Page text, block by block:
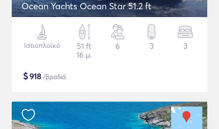
Ocean Yachts Ocean Star 51.2 ft
Ιστιοπλοϊκό
51 ft
16 μ.
6 3 3
$918 /βραδιά